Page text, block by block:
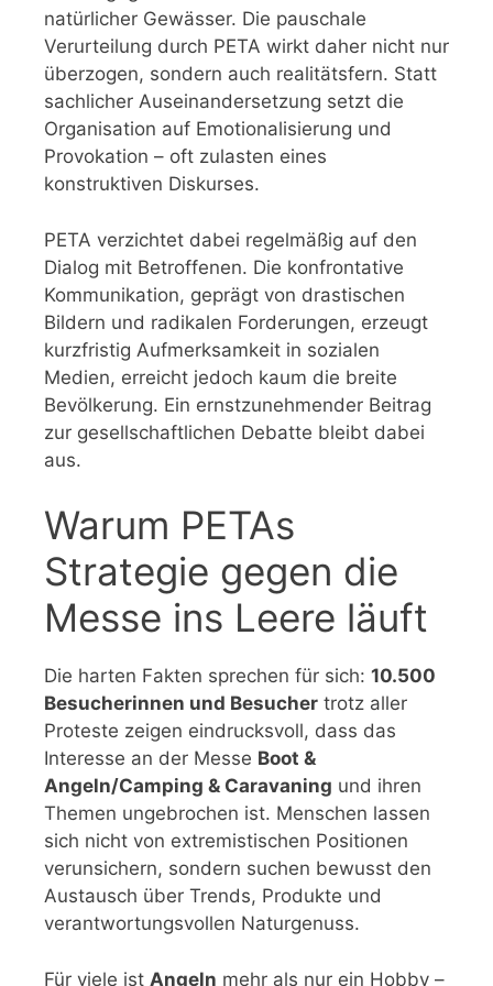
natürlicher Gewässer. Die pauschale
Verurteilung durch PETA wirkt daher nicht nur
überzogen, sondern auch realitätsfern. Statt
sachlicher Auseinandersetzung setzt die
Organisation auf Emotionalisierung und
Provokation – oft zulasten eines
konstruktiven Diskurses.
PETA verzichtet dabei regelmäßig auf den
Dialog mit Betroffenen. Die konfrontative
Kommunikation, geprägt von drastischen
Bildern und radikalen Forderungen, erzeugt
kurzfristig Aufmerksamkeit in sozialen
Medien, erreicht jedoch kaum die breite
Bevölkerung. Ein ernstzunehmender Beitrag
zur gesellschaftlichen Debatte bleibt dabei
aus.
Warum PETAs
Strategie gegen die
Messe ins Leere läuft
Die harten Fakten sprechen für sich: 10.500
Besucherinnen und Besucher trotz aller
Proteste zeigen eindrucksvoll, dass das
Interesse an der Messe Boot &
Angeln/Camping & Caravaning und ihren
Themen ungebrochen ist. Menschen lassen
sich nicht von extremistischen Positionen
verunsichern, sondern suchen bewusst den
Austausch über Trends, Produkte und
verantwortungsvollen Naturgenuss.
Für viele ist Angeln mehr als nur ein Hobby –